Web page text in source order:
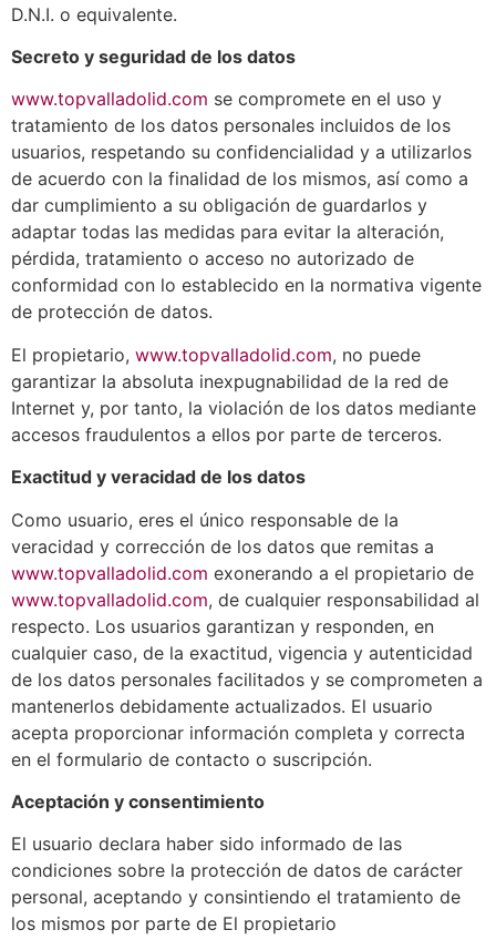
D.N.I. o equivalente.
Secreto y seguridad de los datos
www.topvalladolid.com se compromete en el uso y
tratamiento de los datos personales incluidos de los
usuarios, respetando su confidencialidad y a utilizarlos
de acuerdo con la finalidad de los mismos, así como a
dar cumplimiento a su obligación de guardarlos y
adaptar todas las medidas para evitar la alteración,
pérdida, tratamiento o acceso no autorizado de
conformidad con lo establecido en la normativa vigente
de protección de datos.
El propietario, www.topvalladolid.com, no puede
garantizar la absoluta inexpugnabilidad de la red de
Internet y, por tanto, la violación de los datos mediante
accesos fraudulentos a ellos por parte de terceros.
Exactitud y veracidad de los datos
Como usuario, eres el único responsable de la
veracidad y corrección de los datos que remitas a
www.topvalladolid.com exonerando a el propietario de
www.topvalladolid.com, de cualquier responsabilidad al
respecto. Los usuarios garantizan y responden, en
cualquier caso, de la exactitud, vigencia y autenticidad
de los datos personales facilitados y se comprometen a
mantenerlos debidamente actualizados. El usuario
acepta proporcionar información completa y correcta
en el formulario de contacto o suscripción.
Aceptación y consentimiento
El usuario declara haber sido informado de las
condiciones sobre la protección de datos de carácter
personal, aceptando y consintiendo el tratamiento de
los mismos por parte de El propietario